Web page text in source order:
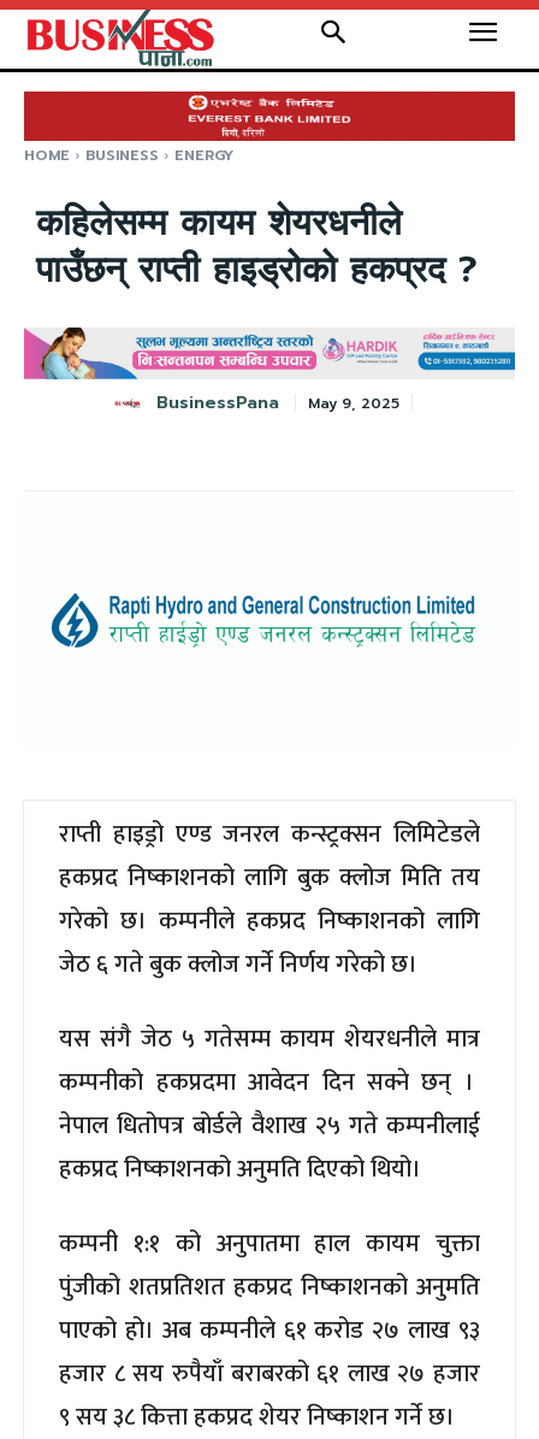
HOME BUSINESS ENERGY
कहिलेसम्म कायम शेयरधनीले
पाउँछन् राप्ती हाइड्रोको हकप्रद ?
BusinessPana May 9, 2025
राप्ती हाइड्रो एण्ड जनरल कन्स्ट्रक्सन लिमिटेडले
हकप्रद निष्काशनको लागि बुक क्लोज मिति तय
गरेको छ। कम्पनीले हकप्रद निष्काशनको लागि
जेठ ६ गते बुक क्लोज गर्ने निर्णय गरेको छ।
यस संगै जेठ ५ गतेसम्म कायम शेयरधनीले मात्र
कम्पनीको हकप्रदमा आवेदन दिन सक्ने छन् ।
नेपाल धितोपत्र बोर्डले वैशाख २५ गते कम्पनीलाई
हकप्रद निष्काशनको अनुमति दिएको थियो।
कम्पनी १:१ को अनुपातमा हाल कायम चुक्ता
पुंजीको शतप्रतिशत हकप्रद निष्काशनको अनुमति
पाएको हो। अब कम्पनीले ६१ करोड २७ लाख ९३
हजार ८ सय रुपैयाँ बराबरको ६१ लाख २७ हजार
९ सय ३८ कित्ता हकप्रद शेयर निष्काशन गर्ने छ।